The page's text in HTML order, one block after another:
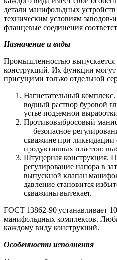
детали манифольдных
техническим условиям заводов-
фланцевые соединения
Назначение и виды
Промышленностью
конструкций. Их функции
присущими только отдельной
Нагнетательный
водный раствор буровой
устье подземной
Противовыбросовый
— безопасное
скважине при ликвидации
продуктивных пластов:
Штуцерная конструкция.
регулирование напора в
выпускной клапан
давление становится
скважины вытекает.
ГОСТ 13862-90 устанавливает
манифольдных комплексов.
каждому виду конструкций.
Особенности исполнения